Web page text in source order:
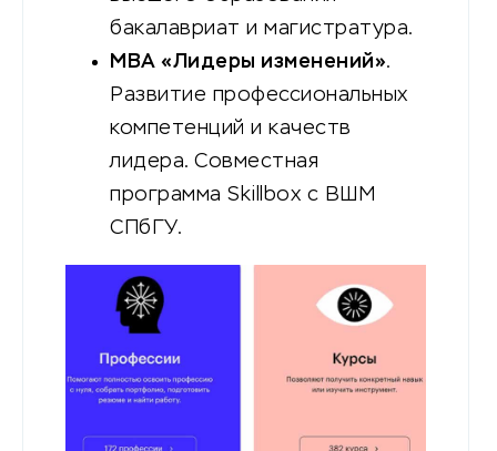
бакалавриат и магистратура.
MBA «Лидеры изменений».
Развитие профессиональных
компетенций и качеств
лидера. Совместная
программа Skillbox с ВШМ
СПбГУ.